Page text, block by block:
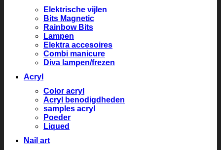
Elektrische vijlen
Bits Magnetic
Rainbow Bits
Lampen
Elektra accesoires
Combi manicure
Diva lampen/frezen
Acryl
Color acryl
Acryl benodigdheden
samples acryl
Poeder
Liqued
Nail art